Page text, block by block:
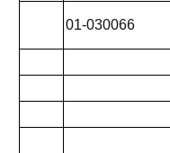
01-030066